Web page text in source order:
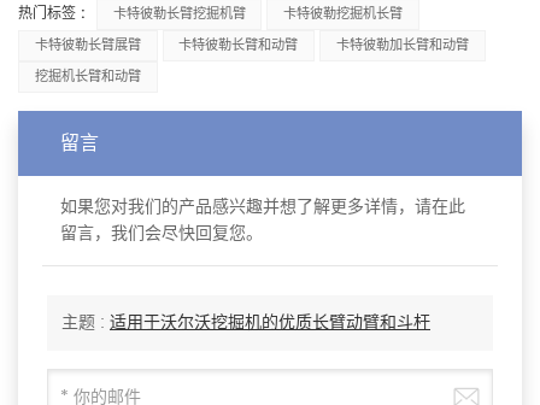
热门标签 : 卡特彼勒长臂挖掘机臂
卡特彼勒挖掘机长臂
卡特彼勒长臂展臂
卡特彼勒长臂和动臂
卡特彼勒加长臂和动臂
挖掘机长臂和动臂
留言
如果您对我们的产品感兴趣并想了解更多详情，请在此
留言，我们会尽快回复您。
主题 : 适用于沃尔沃挖掘机的优质长臂动臂和斗杆